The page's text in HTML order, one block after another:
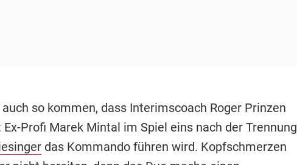
so kommen, dass Interimscoach Roger Prinzen
Profi Marek Mintal im Spiel eins nach der Trennung
das Kommando führen wird. Kopfschmerzen